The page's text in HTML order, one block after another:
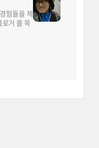
험들을 체
거 를 목